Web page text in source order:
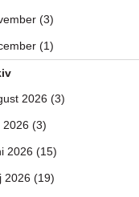
(3)
(1)
2026 (3)
2026 (3)
2026 (15)
2026 (19)